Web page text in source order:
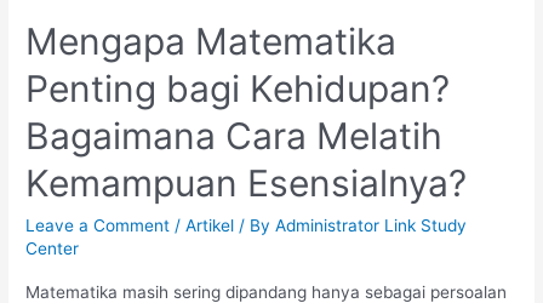
Ketidaksukaan
terhadap
Matematika
kepada
Anak
Mengapa Matematika
Penting bagi Kehidupan?
Bagaimana Cara Melatih
Kemampuan Esensialnya?
Leave a Comment /Artikel / ByAdministrator Link Study
Center
Matematika masih sering dipandang hanya sebagai persoalan